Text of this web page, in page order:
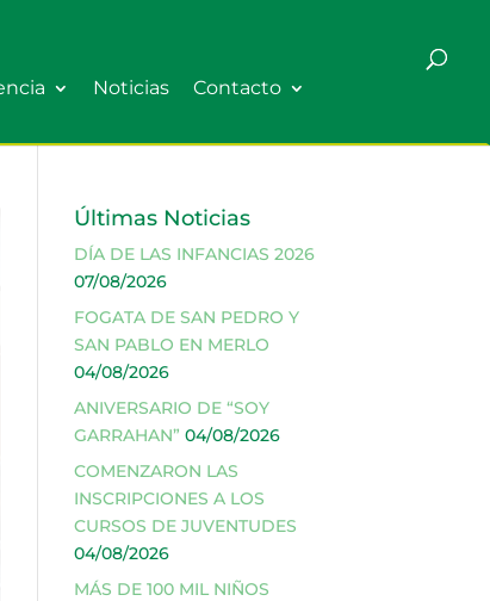
Noticias Contacto
Últimas Noticias
DÍA DE LAS INFANCIAS 2026
07/08/2026
FOGATA DE SAN PEDRO Y
SAN PABLO EN MERLO
04/08/2026
ANIVERSARIO DE “SOY
GARRAHAN” 04/08/2026
COMENZARON LAS
INSCRIPCIONES A LOS
CURSOS DE JUVENTUDES
04/08/2026
MÁS DE 100 MIL NIÑOS